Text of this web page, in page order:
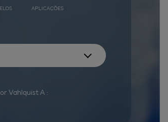
APLICAÇÕES
Vahlquist A :